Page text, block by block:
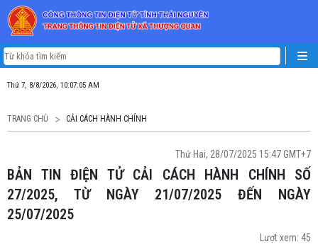
Thứ 7, 8/8/2026, 10:07:06 AM
TRANG CHỦ CẢI CÁCH HÀNH CHÍNH
Thứ Hai, 28/07/2025 15:47 GMT+7
BẢN TIN ĐIỆN TỬ CẢI CÁCH HÀNH CHÍNH SỐ
27/2025, TỪ NGÀY 21/07/2025 ĐẾN NGÀY
25/07/2025
Lượt xem: 45